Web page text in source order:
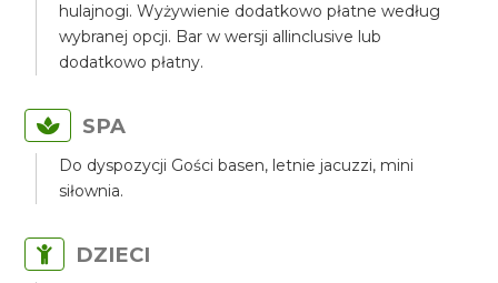
hulajnogi. Wyżywienie dodatkowo płatne według
wybranej opcji. Bar w wersji allinclusive lub
dodatkowo płatny.
SPA
Do dyspozycji Gości basen, letnie jacuzzi, mini
siłownia.
DZIECI